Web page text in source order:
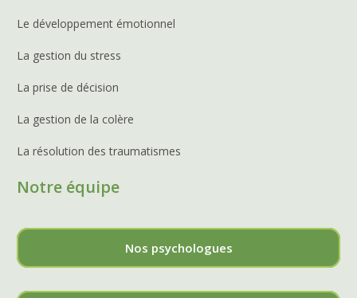
Le développement émotionnel
La gestion du stress
La prise de décision
La gestion de la colère
La résolution des traumatismes
Notre équipe
Nos psychologues